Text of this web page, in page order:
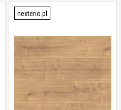
nexterio.pl